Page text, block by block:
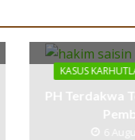
KASUS
PH Terdakwa
6